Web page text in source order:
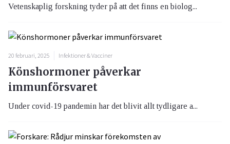
Vetenskaplig forskning tyder på att det finns en biolog...
20 februari, 2025 Infektioner & Vacciner
Könshormoner påverkar
immunförsvaret
Under covid-19 pandemin har det blivit allt tydligare a...